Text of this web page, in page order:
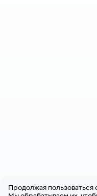
Продолжая пользоваться